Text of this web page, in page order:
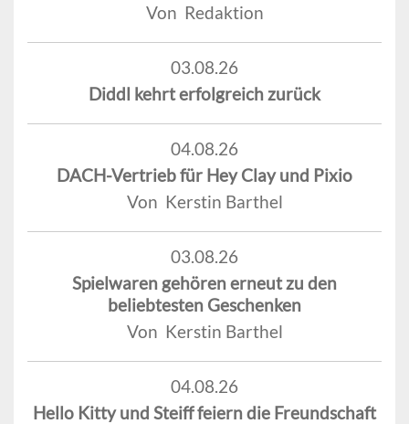
Von Redaktion
03.08.26
Diddl kehrt erfolgreich zurück
04.08.26
DACH-Vertrieb für Hey Clay und Pixio
Von Kerstin Barthel
03.08.26
Spielwaren gehören erneut zu den
beliebtesten Geschenken
Von Kerstin Barthel
04.08.26
Hello Kitty und Steiff feiern die Freundschaft